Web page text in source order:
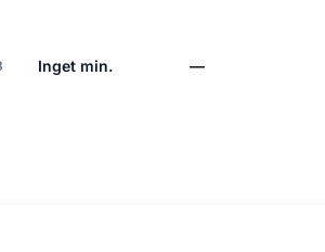
Inget min. —